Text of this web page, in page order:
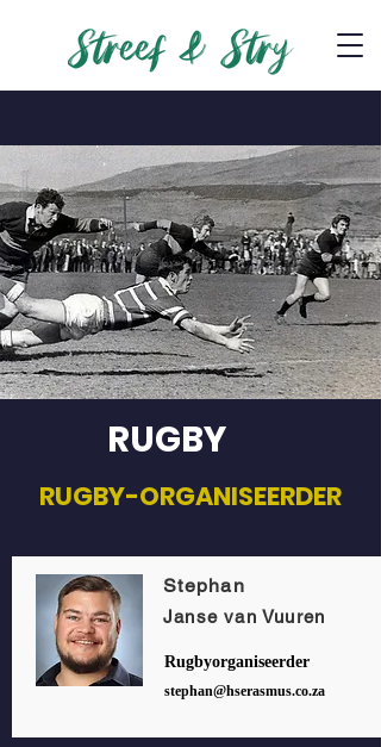
RUGBY
RUGBY-ORGANISEERDER
Stephan
Janse van Vuuren
Rugbyorganiseerder
stephan@hserasmus.co.za